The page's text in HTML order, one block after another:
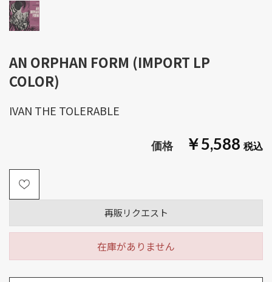
AN ORPHAN FORM (IMPORT LP
COLOR)
￥5,588
再販リクエスト
在庫がありません
IVAN THE TOLERABLE